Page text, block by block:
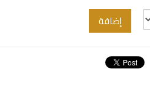
إضافة